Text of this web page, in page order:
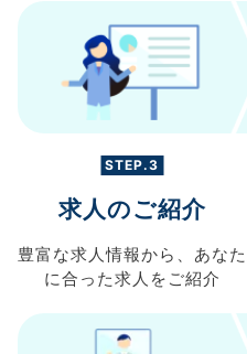
STEP.3
求人のご紹介
豊富な求人情報から、 あなた
に合った求人を ご紹介